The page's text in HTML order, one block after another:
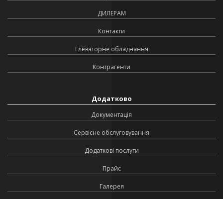
ДИЛЕРАМ
Контакти
Елеваторне обладнання
Контрагенти
Додатково
Документація
Сервісне обслуговування
Додаткові послуги
Прайс
Галерея